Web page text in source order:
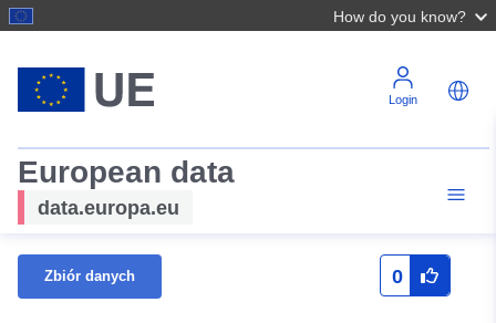
How do you know?
Login
European data
data.europa.eu
Zbiór danych 0